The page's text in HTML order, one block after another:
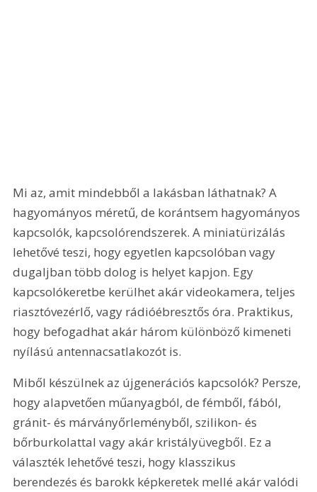
Mi az, amit mindebből a lakásban láthatnak? A
hagyományos méretű, de korántsem hagyományos
kapcsolók, kapcsolórendszerek. A miniatürizálás
lehetővé teszi, hogy egyetlen kapcsolóban vagy
dugaljban több dolog is helyet kapjon. Egy
kapcsolókeretbe kerülhet akár videokamera, teljes
riasztóvezérlő, vagy rádióébresztős óra. Praktikus,
hogy befogadhat akár három különböző kimeneti
nyílású antennacsatlakozót is.
Miből készülnek az újgenerációs kapcsolók? Persze,
hogy alapvetően műanyagból, de fémből, fából,
gránit- és márványőrleményből, szilikon- és
bőrburkolattal vagy akár kristályüvegből. Ez a
választék lehetővé teszi, hogy klasszikus
berendezés és barokk képkeretek mellé akár valódi